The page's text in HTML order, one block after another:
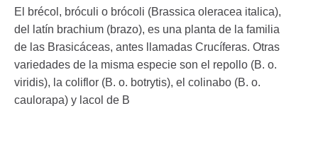
El brécol, bróculi o brócoli (Brassica oleracea italica),
del latín brachium (brazo), es una planta de la familia
de las Brasicáceas, antes llamadas Crucíferas. Otras
variedades de la misma especie son el repollo (B. o.
viridis), la coliflor (B. o. botrytis), el colinabo (B. o.
caulorapa) y lacol de B